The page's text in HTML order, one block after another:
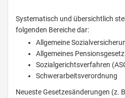
Systematisch und übersichtlich
folgenden Bereiche dar:
Allgemeine
Allgemeines
Sozialgerichtsverfahren
Schwerarbeitsverordnung
Neueste Gesetzesänderungen (z.